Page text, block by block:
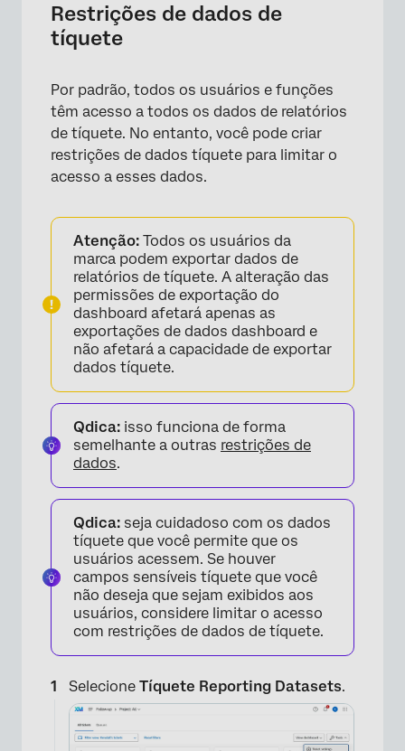
Restrições de dados de
tíquete
Por padrão, todos os usuários e funções
têm acesso a todos os dados de relatórios
de tíquete. No entanto, você pode criar
restrições de dados tíquete para limitar o
acesso a esses dados.
Atenção: Todos os usuários da
marca podem exportar dados de
relatórios de tíquete. A alteração das
permissões de exportação do
dashboard afetará apenas as
exportações de dados dashboard e
não afetará a capacidade de exportar
dados tíquete.
Qdica: isso funciona de forma
semelhante a outras restrições de
dados.
Qdica: seja cuidadoso com os dados
tíquete que você permite que os
usuários acessem. Se houver
campos sensíveis tíquete que você
não deseja que sejam exibidos aos
usuários, considere limitar o acesso
com restrições de dados de tíquete.
Selecione Tíquete Reporting Datasets.